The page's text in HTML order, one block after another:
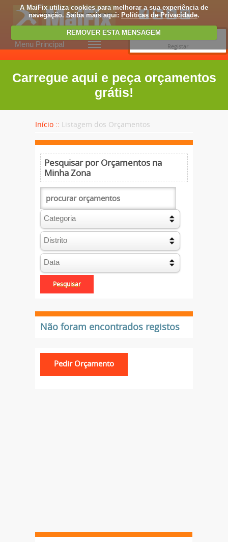
A MaiFix utiliza cookies para melhorar a sua experiência de
navegação. Saiba mais aqui: Políticas de Privacidade.
REMOVER ESTA MENSAGEM
Menu Principal
Registar
Carregue aqui e peça orçamentos
grátis!
Início :: Listagem dos Orçamentos
Pesquisar por Orçamentos na
Minha Zona
Não foram encontrados registos